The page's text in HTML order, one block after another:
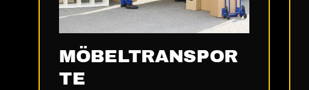
MÖBELTRANSPOR
TE